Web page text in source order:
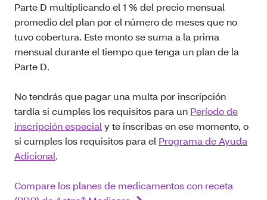
Parte D multiplicando el 1 % del precio mensual
promedio del plan por el número de meses que no
tuvo cobertura. Este monto se suma a la prima
mensual durante el tiempo que tenga un plan de la
Parte D.
No tendrás que pagar una multa por inscripción
tardía si cumples los requisitos para un Período de
inscripción especial y te inscribas en ese momento, o
si cumples los requisitos para el Programa de Ayuda
Adicional.
Compare los planes de medicamentos con receta